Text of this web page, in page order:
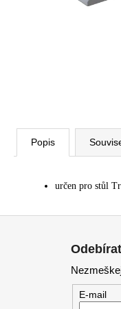
Popis
určen pro stůl
E-mail